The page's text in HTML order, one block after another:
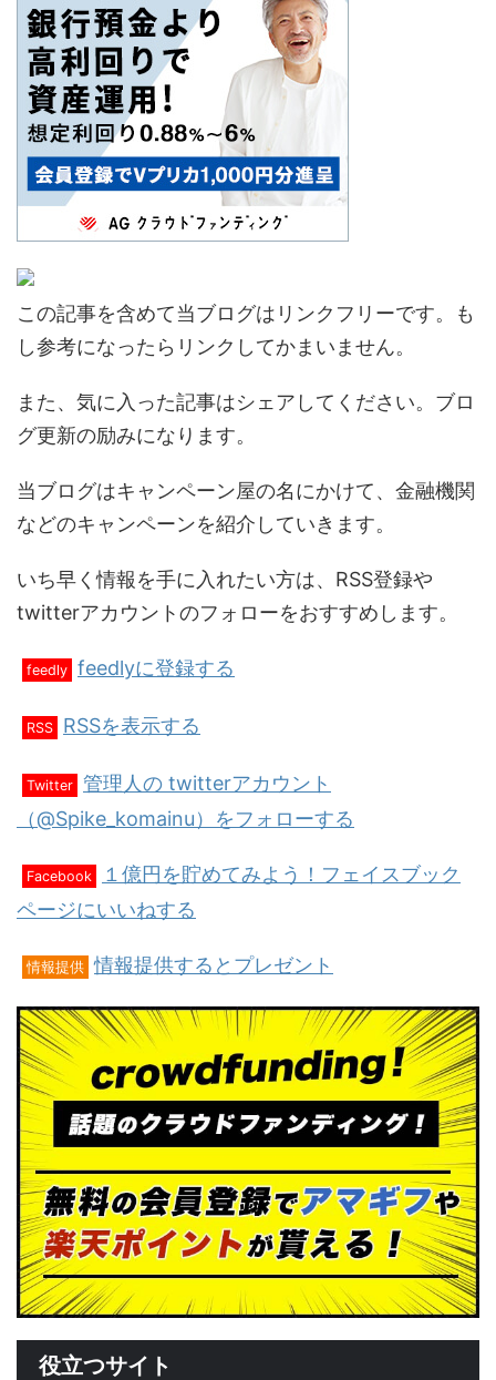
この記事を含めて当ブログはリンクフリーです。も
し参考になったらリンクしてかまいません。
また、気に入った記事はシェアしてください。ブロ
グ更新の励みになります。
当ブログはキャンペーン屋の名にかけて、金融機関
などのキャンペーンを紹介していきます。
いち早く情報を手に入れたい方は、RSS登録や
twitterアカウントのフォローをおすすめします。
feedly feedlyに登録する
RSS RSSを表示する
Twitter 管理人の twitterアカウント
（@Spike_komainu）をフォローする
Facebook
１億円を貯めてみよう！フェイスブック
ページにいいねする
情報提供 情報提供するとプレゼント
役立つサイト